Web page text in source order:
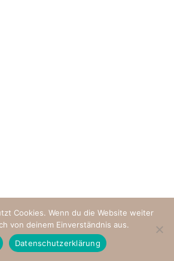
Cookies. Wenn du die Website weiter
von deinem Einverständnis aus.
Datenschutzerklärung